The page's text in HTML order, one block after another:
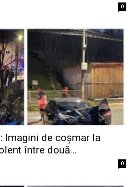
0
Imagini de coșmar la
între două...
0